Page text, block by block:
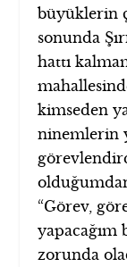
büyüklerin
sonunda
hattı
kimseden
ninemlerin
“Görev,
yapacağım
zorunda